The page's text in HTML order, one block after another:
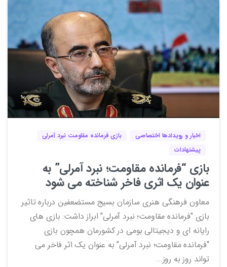
0
اخبار و رویدادها اختصاصی
بازی فرمانده مقاومت نبرد آمرلی
پیشنهادات
بازی “فرمانده مقاومت؛ نبرد آمرلی” به
عنوان یک اثری فاخر شناخته می شود
معاون فرهنگی هنری سازمان بسیج مستضعفین درباره تاثیر
بازی "فرمانده مقاومت؛ نبرد آمرلی" ابراز داشت: بازی های
رایانه ای و دیجیتالی بومی در کشورمان همچون بازی
"فرمانده مقاومت؛ نبرد آمرلی" به عنوان یک اثر فاخر می
تواند روز به روز...